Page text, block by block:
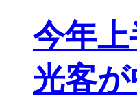
今年上
光客